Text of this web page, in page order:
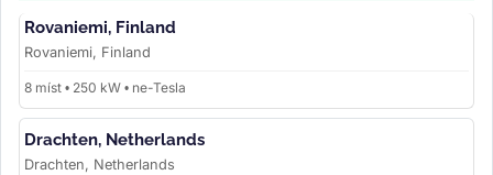
Rovaniemi, Finland
Rovaniemi, Finland
8 míst • 250 kW • ne-Tesla
Drachten, Netherlands
Drachten, Netherlands